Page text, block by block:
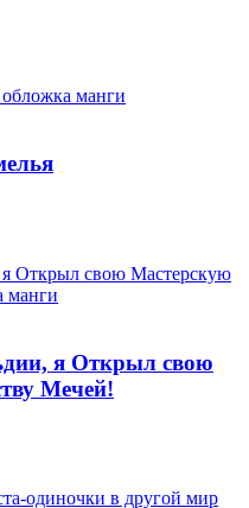
я Открыл свою
Мечей!